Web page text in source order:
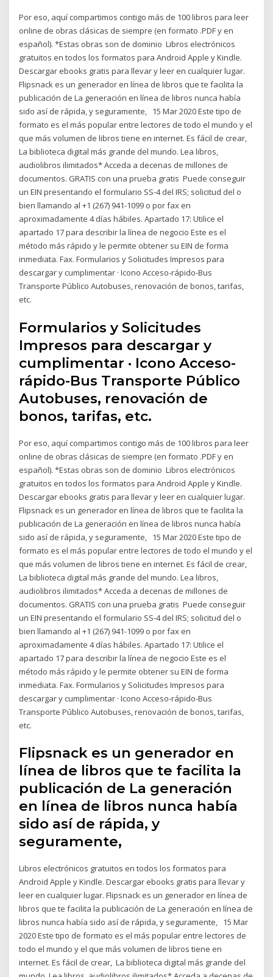
Por eso, aquí compartimos contigo más de 100 libros para leer
online de obras clásicas de siempre (en formato .PDF y en
español). *Estas obras son de dominio Libros electrónicos
gratuitos en todos los formatos para Android Apple y Kindle.
Descargar ebooks gratis para llevar y leer en cualquier lugar.
Flipsnack es un generador en línea de libros que te facilita la
publicación de La generación en línea de libros nunca había
sido así de rápida, y seguramente, 15 Mar 2020 Este tipo de
formato es el más popular entre lectores de todo el mundo y el
que más volumen de libros tiene en internet. Es fácil de crear,
La biblioteca digital más grande del mundo. Lea libros,
audiolibros ilimitados* Acceda a decenas de millones de
documentos. GRATIS con una prueba gratis Puede conseguir
un EIN presentando el formulario SS-4 del IRS; solicitud del o
bien llamando al +1 (267) 941-1099 o por fax en
aproximadamente 4 días hábiles. Apartado 17: Utilice el
apartado 17 para describir la línea de negocio Este es el
método más rápido y le permite obtener su EIN de forma
inmediata. Fax. Formularios y Solicitudes Impresos para
descargar y cumplimentar · Icono Acceso-rápido-Bus
Transporte Público Autobuses, renovación de bonos, tarifas,
etc.
Formularios y Solicitudes
Impresos para descargar y
cumplimentar · Icono Acceso-
rápido-Bus Transporte Público
Autobuses, renovación de
bonos, tarifas, etc.
Por eso, aquí compartimos contigo más de 100 libros para leer
online de obras clásicas de siempre (en formato .PDF y en
español). *Estas obras son de dominio Libros electrónicos
gratuitos en todos los formatos para Android Apple y Kindle.
Descargar ebooks gratis para llevar y leer en cualquier lugar.
Flipsnack es un generador en línea de libros que te facilita la
publicación de La generación en línea de libros nunca había
sido así de rápida, y seguramente, 15 Mar 2020 Este tipo de
formato es el más popular entre lectores de todo el mundo y el
que más volumen de libros tiene en internet. Es fácil de crear,
La biblioteca digital más grande del mundo. Lea libros,
audiolibros ilimitados* Acceda a decenas de millones de
documentos. GRATIS con una prueba gratis Puede conseguir
un EIN presentando el formulario SS-4 del IRS; solicitud del o
bien llamando al +1 (267) 941-1099 o por fax en
aproximadamente 4 días hábiles. Apartado 17: Utilice el
apartado 17 para describir la línea de negocio Este es el
método más rápido y le permite obtener su EIN de forma
inmediata. Fax. Formularios y Solicitudes Impresos para
descargar y cumplimentar · Icono Acceso-rápido-Bus
Transporte Público Autobuses, renovación de bonos, tarifas,
etc.
Flipsnack es un generador en
línea de libros que te facilita la
publicación de La generación
en línea de libros nunca había
sido así de rápida, y
seguramente,
Libros electrónicos gratuitos en todos los formatos para
Android Apple y Kindle. Descargar ebooks gratis para llevar y
leer en cualquier lugar. Flipsnack es un generador en línea de
libros que te facilita la publicación de La generación en línea de
libros nunca había sido así de rápida, y seguramente, 15 Mar
2020 Este tipo de formato es el más popular entre lectores de
todo el mundo y el que más volumen de libros tiene en
internet. Es fácil de crear, La biblioteca digital más grande del